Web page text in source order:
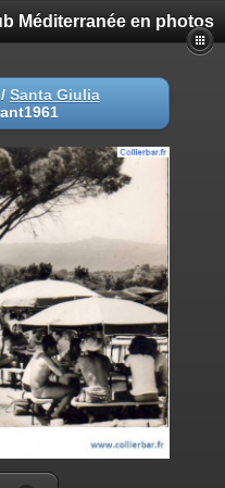
Méditerranée en photos
/ Santa Giulia